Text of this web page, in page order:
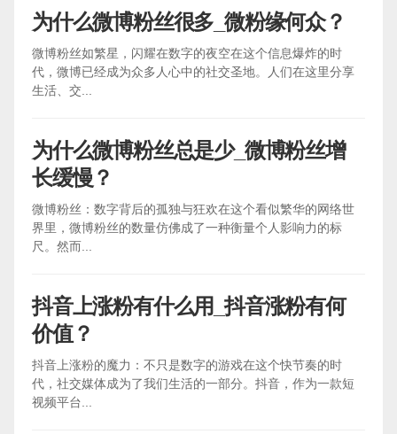
为什么微博粉丝很多_微粉缘何众？
微博粉丝如繁星，闪耀在数字的夜空在这个信息爆炸的时
代，微博已经成为众多人心中的社交圣地。人们在这里分享
生活、交...
为什么微博粉丝总是少_微博粉丝增
长缓慢？
微博粉丝：数字背后的孤独与狂欢在这个看似繁华的网络世
界里，微博粉丝的数量仿佛成了一种衡量个人影响力的标
尺。然而...
抖音上涨粉有什么用_抖音涨粉有何
价值？
抖音上涨粉的魔力：不只是数字的游戏在这个快节奏的时
代，社交媒体成为了我们生活的一部分。抖音，作为一款短
视频平台...